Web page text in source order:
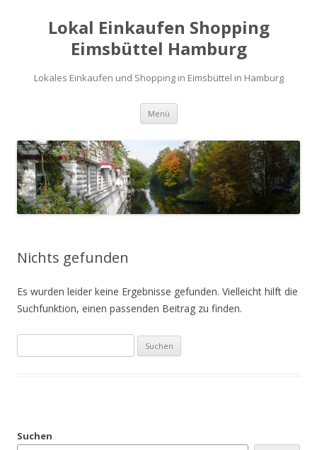
Lokal Einkaufen Shopping
Eimsbüttel Hamburg
Lokales Einkaufen und Shopping in Eimsbüttel in Hamburg
Menü Zum
springen
Nichts gefunden
Es wurden leider keine Ergebnisse gefunden. Vielleicht hilft die
Suchfunktion, einen passenden Beitrag zu finden.
nach:
Suchen